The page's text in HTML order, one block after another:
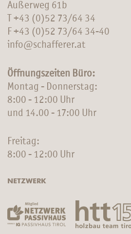
Außerweg 61b
+43 (0)52 73/64 34
F +43 (0)52 73/64 34-40
info@schafferer.at
Öffnungszeiten Büro:
Montag - Donnerstag:
8:00 - 12:00 Uhr
und 14.00 - 17:00 Uhr
Freitag:
8:00 - 12:00 Uhr
NETZWERK